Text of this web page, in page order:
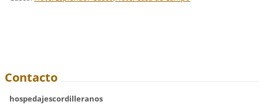
Contacto
hospedajescordilleranos